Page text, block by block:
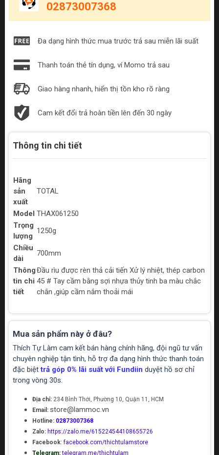
02873007368
Đa dạng hình thức mua trước trả sau miễn lãi suất
Thanh toán thẻ tín dụng, ví Momo trả sau
Giao hàng nhanh, hiển thị tồn kho rõ ràng
Cam kết đổi trả hoàn tiền lên đến 30 ngày
Thông tin chi tiết
Hãng
sản
xuất
TOTAL
Model THAX061250
Trọng
lượng
1250g
Chiều
dài
700mm
Thông
tin chi
tiết
Đầu rìu được rèn thả cải tiến Xử lý nhiệt, thép carbon
45 # Tay cầm bằng sợi nhựa thủy tinh ba màu chắc
chắn ,giúp cầm nắm thoải mái
Mua sản phẩm này ở đâu?
Thích Tự Làm cam kết bán hàng chính hãng, đội ngũ tư vấn
chuyên nghiệp tận tình, hỗ trợ đa dạng hình thức thanh toán
đặc biệttrả góp 0% lãi suất với Fundiin duyệt hồ sơ chỉ
trong vòng 30s.
Địa chỉ: 234 Bình Thới, Phường 10, Quận 11, HCM
Email: store@lammoc.vn
Hotline: 02873007368
Zalo: https://zalo.me/615224544108655726
Facebook:facebook.com/thichtulamstore
Telegram: telegram.me/thichtulam